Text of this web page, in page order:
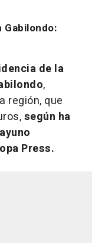
de la
,
región, que
según ha
Press.